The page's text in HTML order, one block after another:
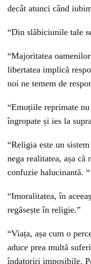
decât atunci când
“Din slăbiciunile tale
“Majoritatea
libertatea implică
noi ne temem de
“Emoțiile reprimate
îngropate și ies la
“Religia este un
nega realitatea, așa
confuzie halucinantă. “
“Imoralitatea, în
regăsește în religie.”
“Viața, așa cum o
aduce prea multă
îndatoriri imposibile.